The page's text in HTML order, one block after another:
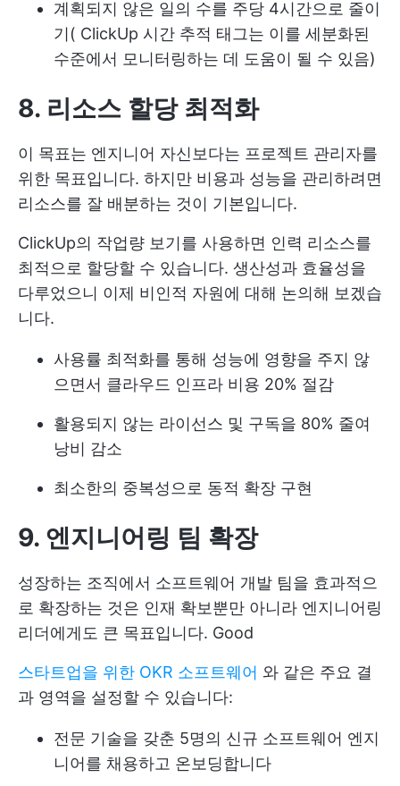
계획되지 않은 일의 수를 주당 4시간으로 줄이
기( ClickUp 시간 추적 태그는 이를 세분화된
수준에서 모니터링하는 데 도움이 될 수 있음)
8. 리소스 할당 최적화
이 목표는 엔지니어 자신보다는 프로젝트 관리자를
위한 목표입니다. 하지만 비용과 성능을 관리하려면
리소스를 잘 배분하는 것이 기본입니다.
ClickUp의 작업량 보기를 사용하면 인력 리소스를
최적으로 할당할 수 있습니다. 생산성과 효율성을
다루었으니 이제 비인적 자원에 대해 논의해 보겠습
니다.
사용률 최적화를 통해 성능에 영향을 주지 않
으면서 클라우드 인프라 비용 20% 절감
활용되지 않는 라이선스 및 구독을 80% 줄여
낭비 감소
최소한의 중복성으로 동적 확장 구현
9. 엔지니어링 팀 확장
성장하는 조직에서 소프트웨어 개발 팀을 효과적으
로 확장하는 것은 인재 확보뿐만 아니라 엔지니어링
리더에게도 큰 목표입니다. Good
스타트업을 위한 OKR 소프트웨어 와 같은 주요 결
과 영역을 설정할 수 있습니다:
전문 기술을 갖춘 5명의 신규 소프트웨어 엔지
니어를 채용하고 온보딩합니다